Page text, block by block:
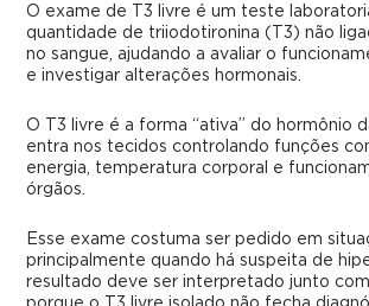
O exame de T3 livre é um teste
quantidade de triiodotironina (T3) não
no sangue, ajudando a avaliar o
e investigar alterações hormonais.
O T3 livre é a forma “ativa” do hormônio
entra nos tecidos controlando funções
energia, temperatura corporal e
órgãos.
Esse exame costuma ser pedido em
principalmente quando há suspeita de
resultado deve ser interpretado junto